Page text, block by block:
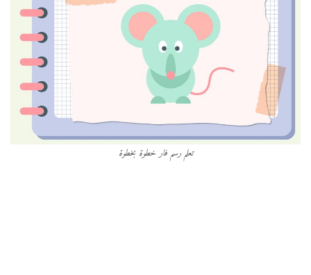
تعلم رسم فار خطوة بخطوة